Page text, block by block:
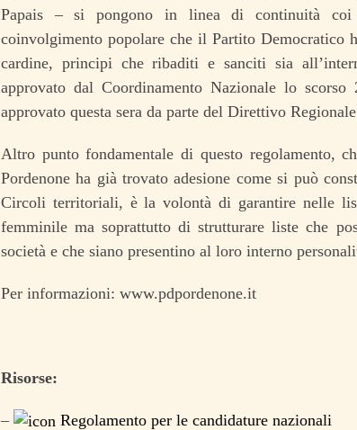
Papais – si pongono in linea di continuità
coinvolgimento popolare che il Partito Democratico
cardine, principi che ribaditi e sanciti sia
approvato dal Coordinamento Nazionale lo
approvato questa sera da parte del Direttivo
Altro punto fondamentale di questo regolamento,
Pordenone ha già trovato adesione come si può
Circoli territoriali, è la volontà di garantire nelle
femminile ma soprattutto di strutturare liste che
società e che siano presentino al loro interno
Per informazioni: www.pdpordenone.it
Risorse:
– Regolamento per le candidature nazionali